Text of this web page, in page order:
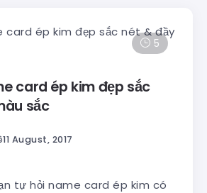
5
card ép kim đẹp sắc
sắc
11 August, 2017
tự hỏi name card ép kim có